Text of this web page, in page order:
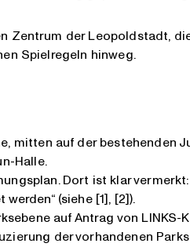
Zentrum der Leopoldstadt,
Spielregeln hinweg.
mitten auf der bestehenden
Halle.
Dort ist klar
(siehe [1], [2]).
auf Antrag von LINKS-
der vorhandenen